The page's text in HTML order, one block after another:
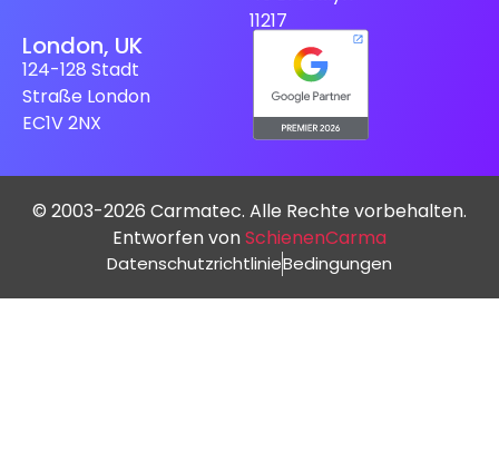
11217
London, UK
124-128 Stadt
Straße London
EC1V 2NX
© 2003-2026 Carmatec. Alle Rechte vorbehalten.
Entworfen vonSchienenCarma
DatenschutzrichtlinieBedingungen